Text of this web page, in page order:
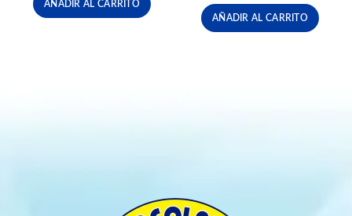
AÑADIR AL CARRITO
AÑADIR AL CARRITO